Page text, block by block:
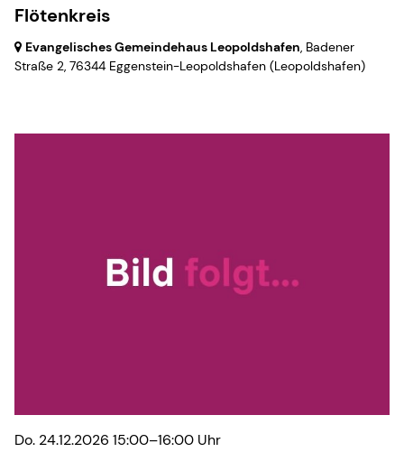
Flötenkreis
Evangelisches Gemeindehaus Leopoldshafen, Badener
Straße 2, 76344 Eggenstein-Leopoldshafen (Leopoldshafen)
Do. 24.12.2026 15:00–16:00 Uhr